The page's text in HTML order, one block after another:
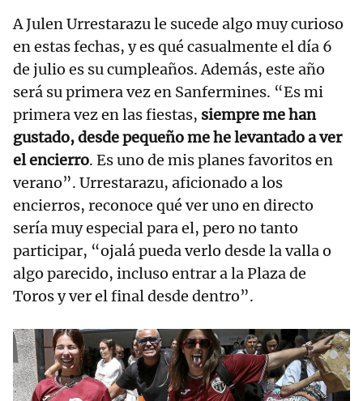
A Julen Urrestarazu le sucede algo muy curioso
en estas fechas, y es qué casualmente el día 6
de julio es su cumpleaños. Además, este año
será su primera vez en Sanfermines. “Es mi
primera vez en las fiestas, siempre me han
gustado, desde pequeño me he levantado a ver
el encierro. Es uno de mis planes favoritos en
verano”. Urrestarazu, aficionado a los
encierros, reconoce qué ver uno en directo
sería muy especial para el, pero no tanto
participar, “ojalá pueda verlo desde la valla o
algo parecido, incluso entrar a la Plaza de
Toros y ver el final desde dentro”.